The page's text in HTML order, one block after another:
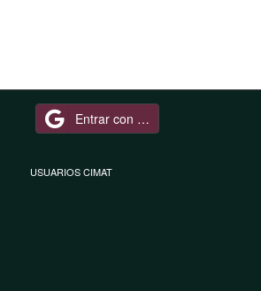
Entrar con Google
USUARIOS CIMAT